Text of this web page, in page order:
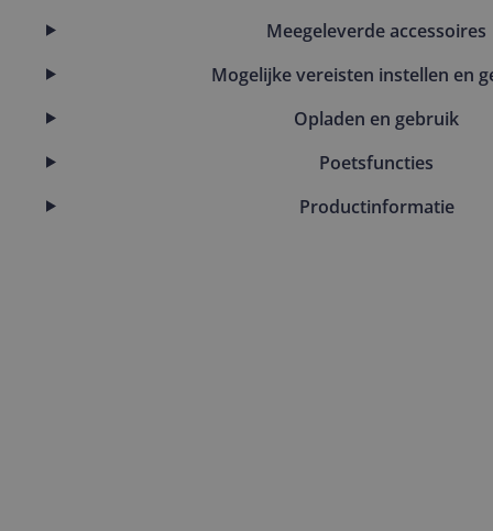
Meegeleverde accessoires
Mogelijke vereisten instellen en
Opladen en gebruik
Poetsfuncties
Productinformatie